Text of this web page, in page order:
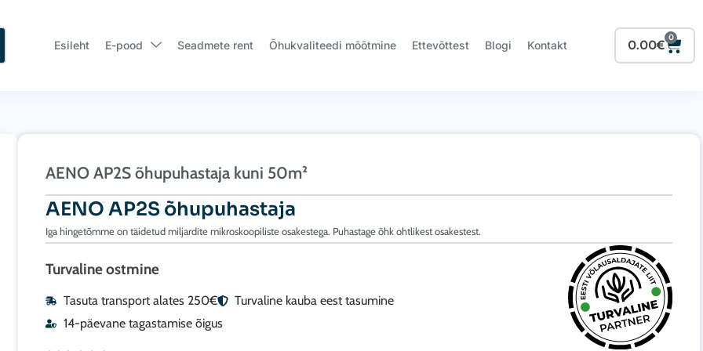
Esileht E-pood Seadmete rent Õhukvaliteedi mõõtmine Ettevõttest Blogi Kontakt 0.00€
0
Cart
AENO AP2S õhupuhastaja kuni 50m²
AENO AP2S õhupuhastaja
Iga hingetõmme on täidetud miljardite mikroskoopiliste osakestega. Puhastage õhk ohtlikest osakestest.
Turvaline ostmine
Tasuta transport alates 250€
Turvaline kauba eest tasumine
14-päevane tagastamise õigus